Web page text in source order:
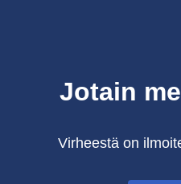
Jotain
Virheestä on